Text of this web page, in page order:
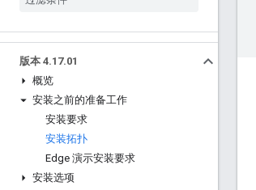
版本 4.17.01
概览
安装之前的准备工作
安装要求
安装拓扑
Edge 演示安装要求
安装选项